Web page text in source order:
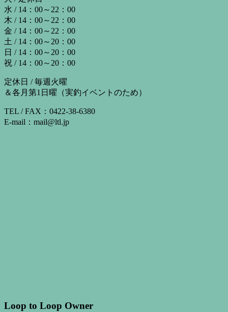
水 / 14：00～22：00
木 / 14：00～22：00
金 / 14：00～22：00
土 / 14：00～20：00
日 / 14：00～20：00
祝 / 14：00～20：00
定休日 / 毎週火曜
＆各月第1日曜（実釣イベントのため）
TEL / FAX：0422-38-6380
E-mail：mail@ltl.jp
Loop to Loop Owner